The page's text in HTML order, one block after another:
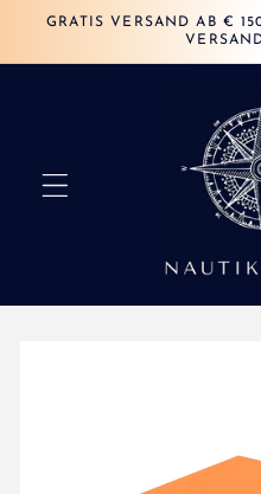
zum
GRATIS VERSAND AB €